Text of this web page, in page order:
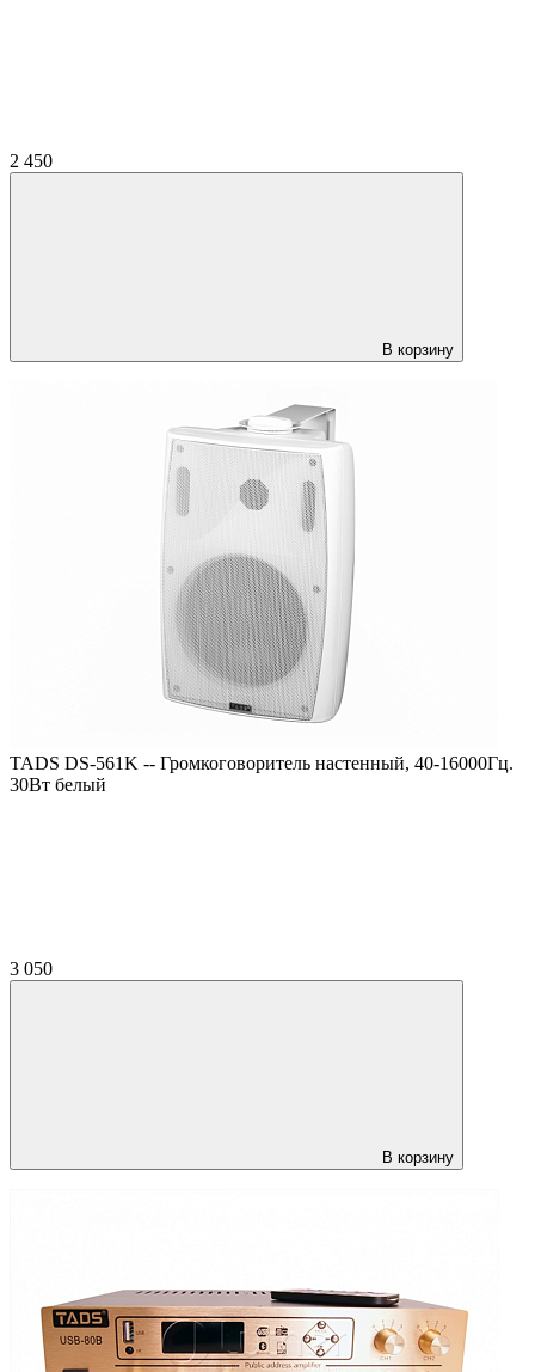
2 450
В корзину
TADS DS-561K -- Громкоговоритель настенный, 40-16000Гц.
30Вт белый
3 050
В корзину